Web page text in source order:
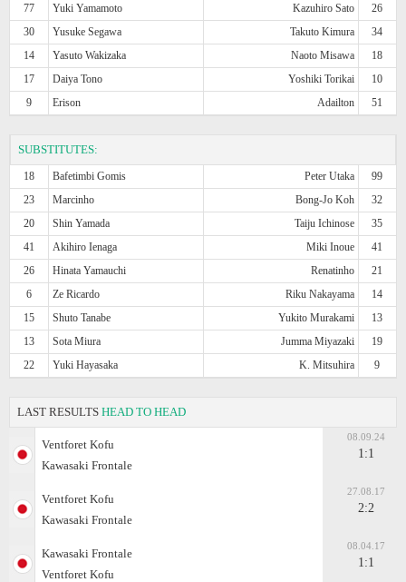
77
Yuki Yamamoto Kazuhiro Sato
26
30
Yusuke Segawa Takuto Kimura
34
14
Yasuto Wakizaka Naoto Misawa
18
17
Daiya Tono Yoshiki Torikai
10
9
Erison Adailton 51
SUBSTITUTES:
18 Bafetimbi Gomis Peter Utaka
99
23
Marcinho Bong-Jo Koh
32
20
Shin Yamada Taiju Ichinose
35
41
Akihiro Ienaga Miki Inoue
41
26
Hinata Yamauchi Renatinho
21
6
Ze Ricardo Riku Nakayama
14
15
Shuto Tanabe Yukito Murakami
13
13
Sota Miura Jumma Miyazaki
19
22
Yuki Hayasaka K. Mitsuhira 9
LAST RESULTS HEAD TO HEAD
Ventforet Kofu
Kawasaki Frontale
08.09.24
1:1
Ventforet Kofu
Kawasaki Frontale
27.08.17
2:2
Kawasaki Frontale
Ventforet Kofu
08.04.17
1:1